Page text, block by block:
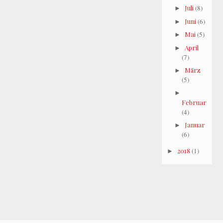
► Juli (8)
► Juni (6)
► Mai (5)
► April
(7)
► März
(5)
►
Februar
(4)
► Januar
(6)
► 2018 (1)